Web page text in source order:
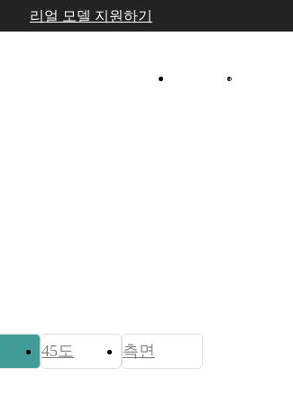
리얼 모델 지원하기
콜라겐센터 안티에
45도 측면